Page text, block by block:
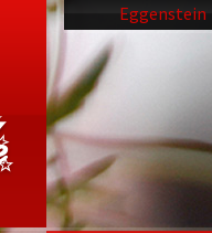
Eggenstein